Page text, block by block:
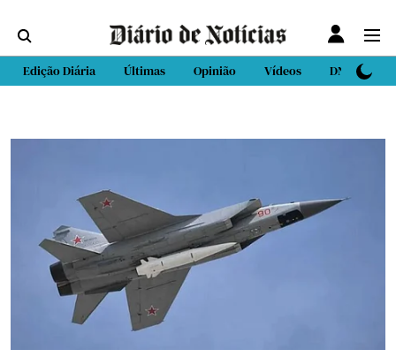
Edição Diária Últimas Opinião Vídeos DN Sport